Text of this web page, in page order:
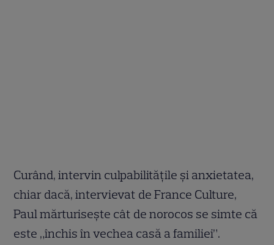
Curând, intervin culpabilitățile și anxietatea,
chiar dacă, intervievat de France Culture,
Paul mărturisește cât de norocos se simte că
este „închis în vechea casă a familiei”.